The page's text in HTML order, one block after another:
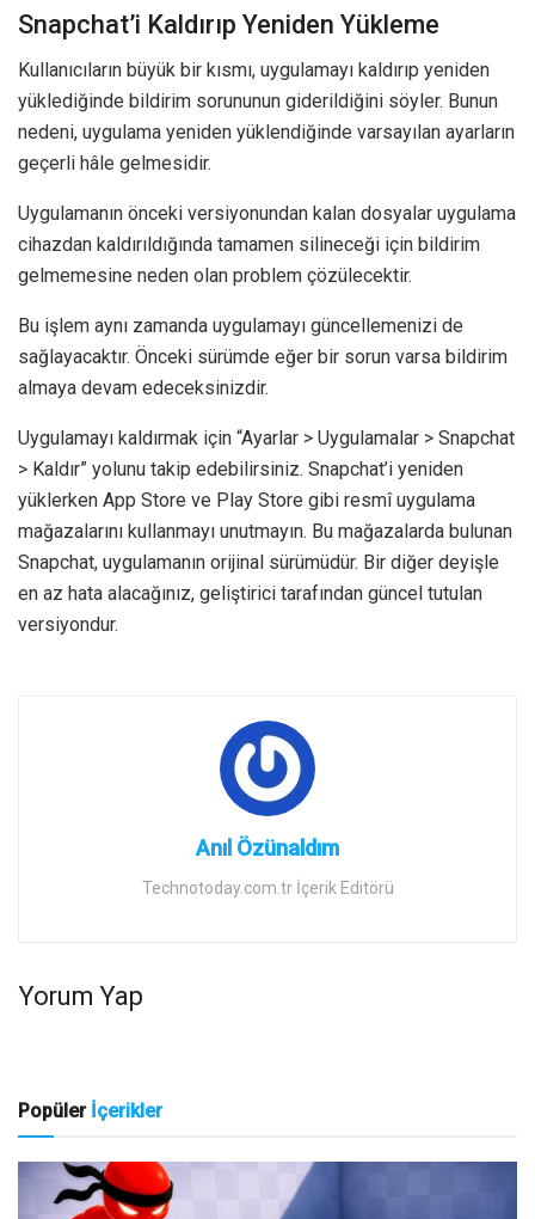
Snapchat’i Kaldırıp Yeniden Yükleme
Kullanıcıların büyük bir kısmı, uygulamayı kaldırıp yeniden
yüklediğinde bildirim sorununun giderildiğini söyler. Bunun
nedeni, uygulama yeniden yüklendiğinde varsayılan ayarların
geçerli hâle gelmesidir.
Uygulamanın önceki versiyonundan kalan dosyalar uygulama
cihazdan kaldırıldığında tamamen silineceği için bildirim
gelmemesine neden olan problem çözülecektir.
Bu işlem aynı zamanda uygulamayı güncellemenizi de
sağlayacaktır. Önceki sürümde eğer bir sorun varsa bildirim
almaya devam edeceksinizdir.
Uygulamayı kaldırmak için “Ayarlar > Uygulamalar > Snapchat
> Kaldır” yolunu takip edebilirsiniz. Snapchat’i yeniden
yüklerken App Store ve Play Store gibi resmî uygulama
mağazalarını kullanmayı unutmayın. Bu mağazalarda bulunan
Snapchat, uygulamanın orijinal sürümüdür. Bir diğer deyişle
en az hata alacağınız, geliştirici tarafından güncel tutulan
versiyondur.
Anıl Özünaldım
Technotoday.com.tr İçerik Editörü
Yorum Yap
Popüler İçerikler